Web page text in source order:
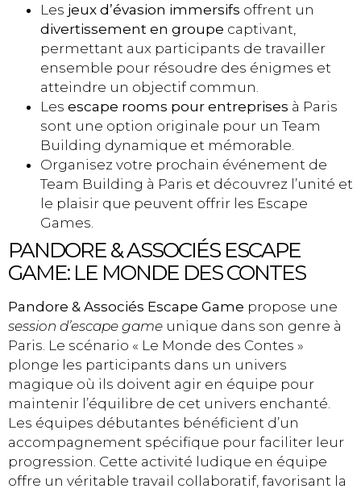
Les jeux d’évasion immersifs offrent un
divertissement en groupe captivant,
permettant aux participants de travailler
ensemble pour résoudre des énigmes et
atteindre un objectif commun.
Les escape rooms pour entreprises à Paris
sont une option originale pour un Team
Building dynamique et mémorable.
Organisez votre prochain événement de
Team Building à Paris et découvrez l’unité et
le plaisir que peuvent offrir les Escape
Games.
PANDORE & ASSOCIÉS ESCAPE
GAME: LE MONDE DES CONTES
Pandore & Associés Escape Game propose une
session d’escape game unique dans son genre à
Paris. Le scénario « Le Monde des Contes »
plonge les participants dans un univers
magique où ils doivent agir en équipe pour
maintenir l’équilibre de cet univers enchanté.
Les équipes débutantes bénéficient d’un
accompagnement spécifique pour faciliter leur
progression. Cette activité ludique en équipe
offre un véritable travail collaboratif, favorisant la